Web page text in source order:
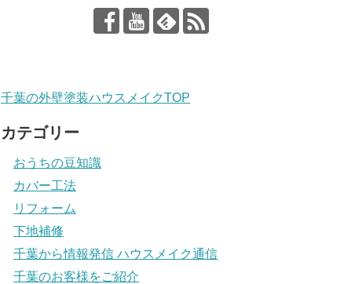
千葉の外壁塗装ハウスメイクTOP
カテゴリー
おうちの豆知識
カバー工法
リフォーム
下地補修
千葉から情報発信 ハウスメイク通信
千葉のお客様をご紹介